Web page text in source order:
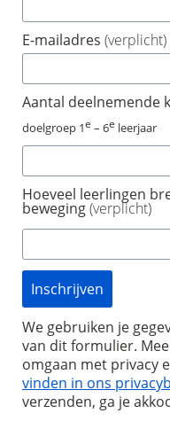
E-mailadres (verplicht)
Aantal deelnemende
doelgroep 1e – 6e leerjaar
Hoeveel leerlingen
beweging(verplicht)
Inschrijven
We gebruiken je
van dit formulier.
omgaan met privacy
vinden in ons
verzenden, ga je